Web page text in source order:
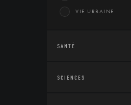
VIE URBAINE
SANTÉ
SCIENCES